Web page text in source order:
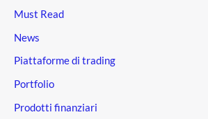
Must Read
News
Piattaforme di trading
Portfolio
Prodotti finanziari